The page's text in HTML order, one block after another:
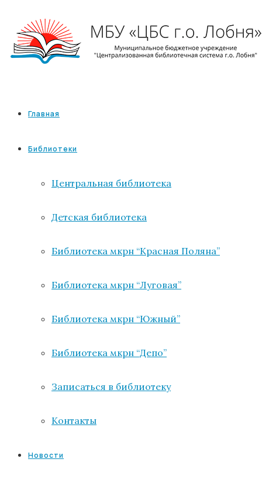
Главная
Библиотеки
Центральная библиотека
Детская библиотека
Библиотека мкрн “Красная Поляна”
Библиотека мкрн “Луговая”
Библиотека мкрн “Южный”
Библиотека мкрн “Депо”
Записаться в библиотеку
Контакты
Новости